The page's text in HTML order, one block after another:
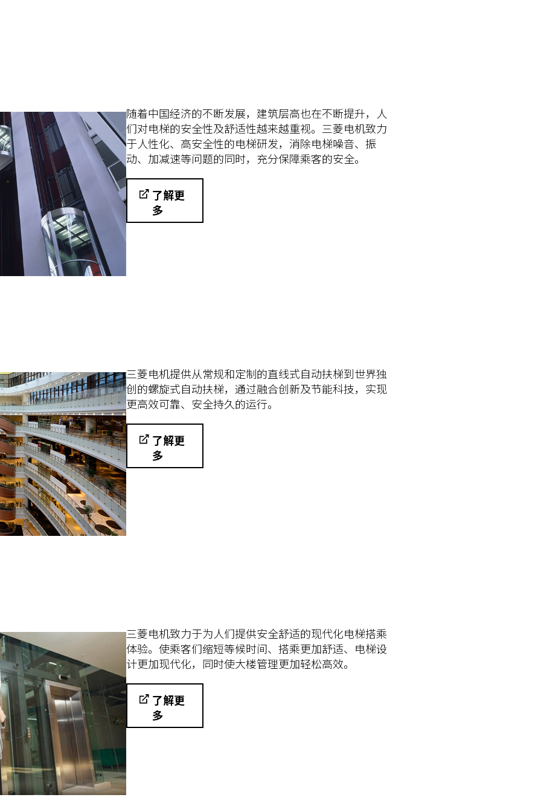
随着中国经济的不断发展，建筑层高也在不断提升，人
们对电梯的安全性及舒适性越来越重视。三菱电机致力
于人性化、高安全性的电梯研发，消除电梯噪音、振
动、加减速等问题的同时，充分保障乘客的安全。
了解更
多
三菱电机提供从常规和定制的直线式自动扶梯到世界独
创的螺旋式自动扶梯，通过融合创新及节能科技，实现
更高效可靠、安全持久的运行。
了解更
多
三菱电机致力于为人们提供安全舒适的现代化电梯搭乘
体验。使乘客们缩短等候时间、搭乘更加舒适、电梯设
计更加现代化，同时使大楼管理更加轻松高效。
了解更
多